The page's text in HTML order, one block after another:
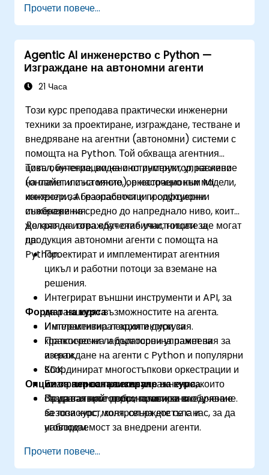
Обработка на изключения, които спират
изпълнението на теста.
Програмно търсене на уеб обекти.
Динамично заснемане на данни от уеб
контроли.
Създаване на рамка за тестване,
Разпределение на тестовете чрез Selenium
Grid.
Прочети повече...
Agentic AI инженерство с Python —
Изграждане на автономни агенти
21 Часа
Този курс преподава практически инженерни
техники за проектиране, изграждане, тестване и
внедряване на агентни (автономни) системи с
помощта на Python. Той обхваща агентния
цикъл, интеграции на инструменти, управление
на памет и състояние, оркестрационни модели,
контроли за безопасност и продукционни
съображения.
Това обучение, водено от инструктор, на живо
(онлайн или на място), е насочено към ML
инженери, AI разработчици и софтуерни
инженери на средно до напреднало ниво, които
желаят да изграждат стабилни, готови за
продукция автономни агенти с помощта на
Python.
До края на това обучение участниците ще могат
да:
Проектират и имплементират агентния
цикъл и работни потоци за вземане на
решения.
Интегрират външни инструменти и API, за
да разширят възможностите на агента.
Имплементират архитектури за
краткосрочна и дългосрочна памет за
агенти.
Координират многостъпкови оркестрации и
композитност на агенти.
Прилагат най-добри практики за
безопасност, контрол на достъпа и
наблюдаемост за внедрени агенти.
Формат на курса
Интерактивна лекция и дискусия.
Практически лабораторни упражнения за
изграждане на агенти с Python и популярни
SDK.
Базирани на проекти упражнения, които
създават прототипи, готови за внедряване.
Опции за персонализиране на курса
За да заявите персонализирано обучение
за този курс, моля, свържете се с нас, за да
уговорим.
Прочети повече...